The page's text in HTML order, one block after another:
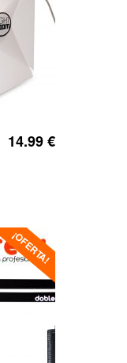
14.99€
¡OFERTA!